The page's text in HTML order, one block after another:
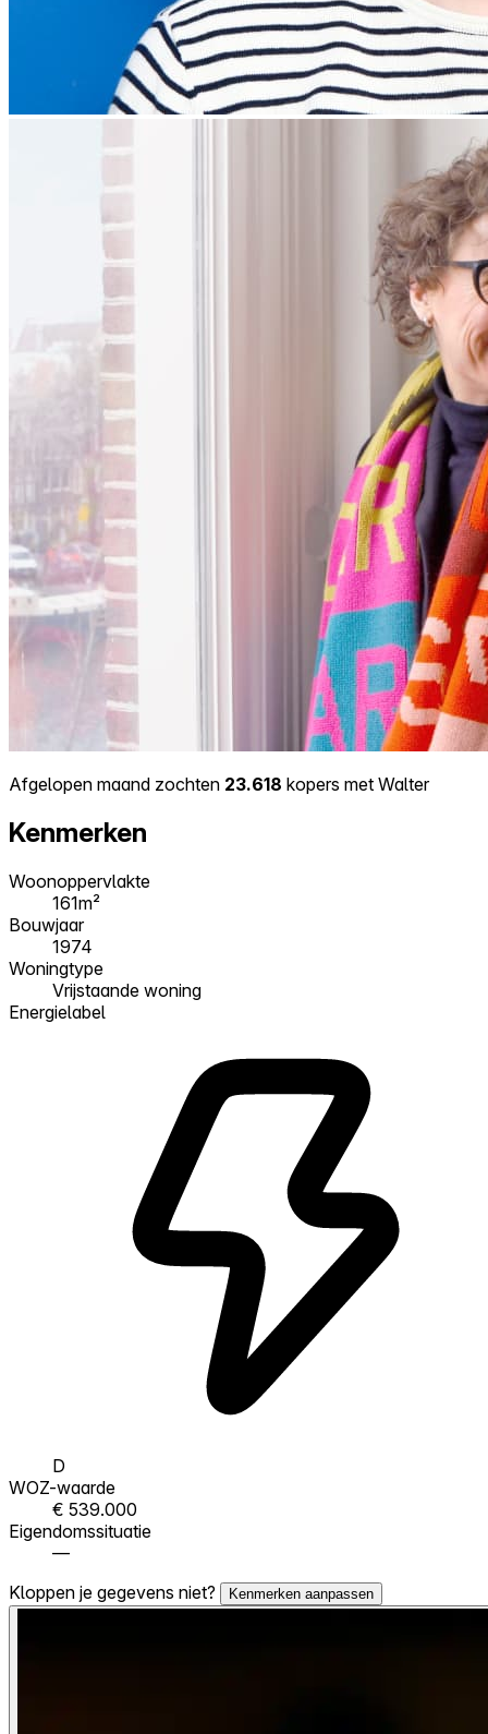
Afgelopen maand zochten 23.618 kopers met Walter
Kenmerken
Woonoppervlakte
161m²
Bouwjaar
1974
Woningtype
Vrijstaande woning
Energielabel
D
WOZ-waarde
€ 539.000
Eigendomssituatie
—
Kloppen je gegevens niet?
Kenmerken aanpassen